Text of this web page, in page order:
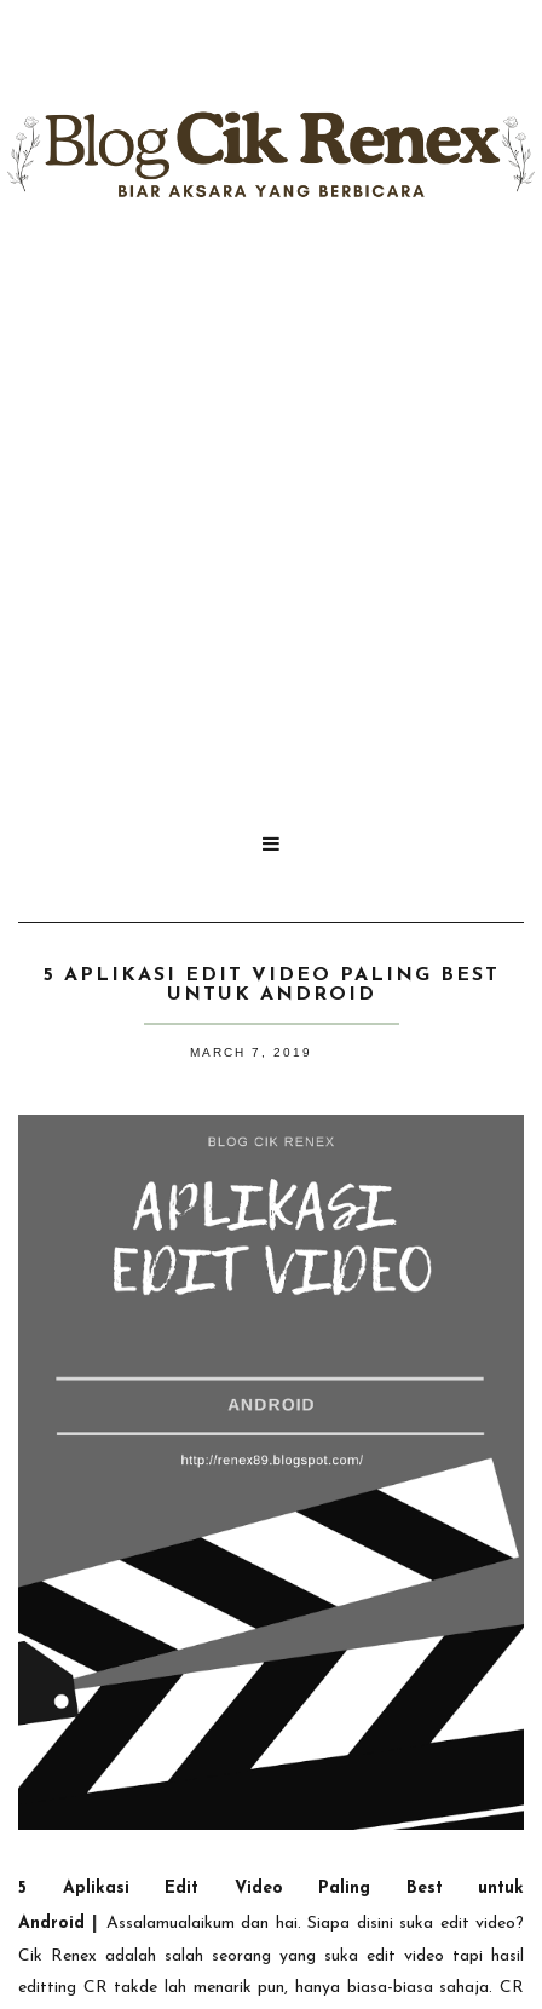

5 APLIKASI EDIT VIDEO PALING BEST
UNTUK ANDROID
MARCH 7, 2019
5 Aplikasi Edit Video Paling Best untuk
Android
Assalamualaikum dan hai. Siapa disini suka edit video?
Cik Renex adalah salah seorang yang suka edit video tapi hasil
editting CR takde lah menarik pun, hanya biasa-biasa sahaja. CR